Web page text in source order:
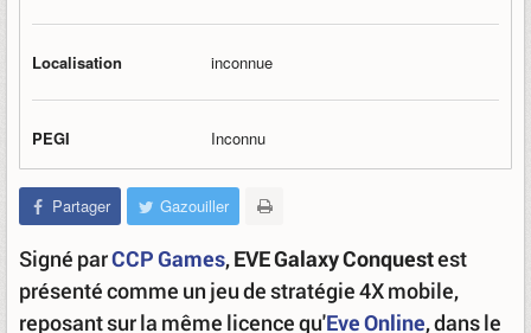
Localisation inconnue
PEGI Inconnu
Partager Gazouiller
Signé parCCP Games,EVE Galaxy Conquestest
présenté comme un jeu de stratégie 4X mobile,
reposant sur la même licence qu'Eve Online, dans le